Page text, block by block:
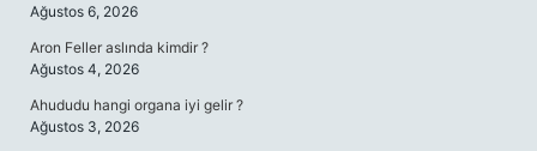
Ağustos 6, 2026
Aron Feller aslında kimdir ?
Ağustos 4, 2026
Ahududu hangi organa iyi gelir ?
Ağustos 3, 2026